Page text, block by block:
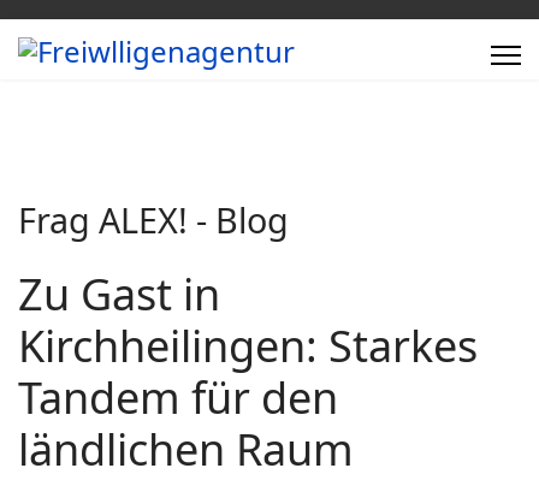
Frag ALEX! - Blog
Zu Gast in
Kirchheilingen: Starkes
Tandem für den
ländlichen Raum